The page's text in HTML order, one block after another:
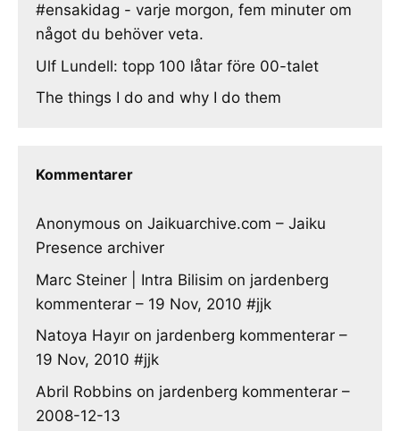
#ensakidag - varje morgon, fem minuter om
något du behöver veta.
Ulf Lundell: topp 100 låtar före 00-talet
The things I do and why I do them
Kommentarer
Anonymous on Jaikuarchive.com – Jaiku
Presence archiver
Marc Steiner | Intra Bilisim on jardenberg
kommenterar – 19 Nov, 2010 #jjk
Natoya Hayır on jardenberg kommenterar –
19 Nov, 2010 #jjk
Abril Robbins on jardenberg kommenterar –
2008-12-13